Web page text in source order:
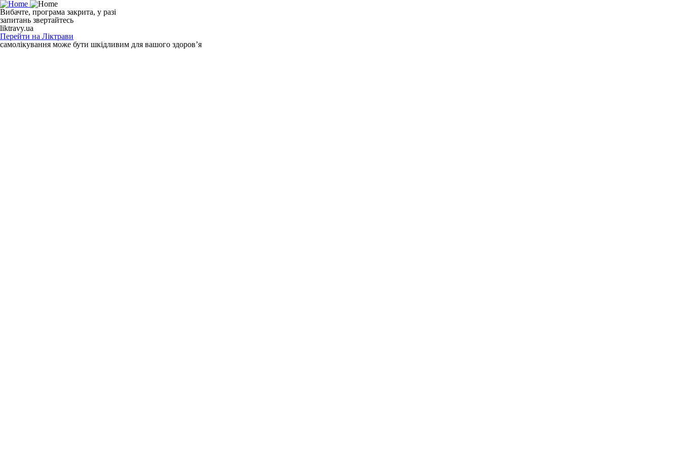
Вибачте, програма закрита, у разі
запитань звертайтесь
liktravy.ua
Перейти на Ліктрави
самолікування може бути шкідливим для вашого здоров’я